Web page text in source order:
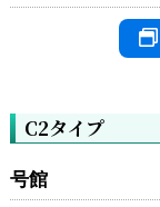
C2タイプ
号館